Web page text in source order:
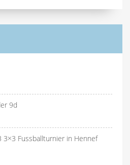
9d
3×3 Fussballturnier in Hennef